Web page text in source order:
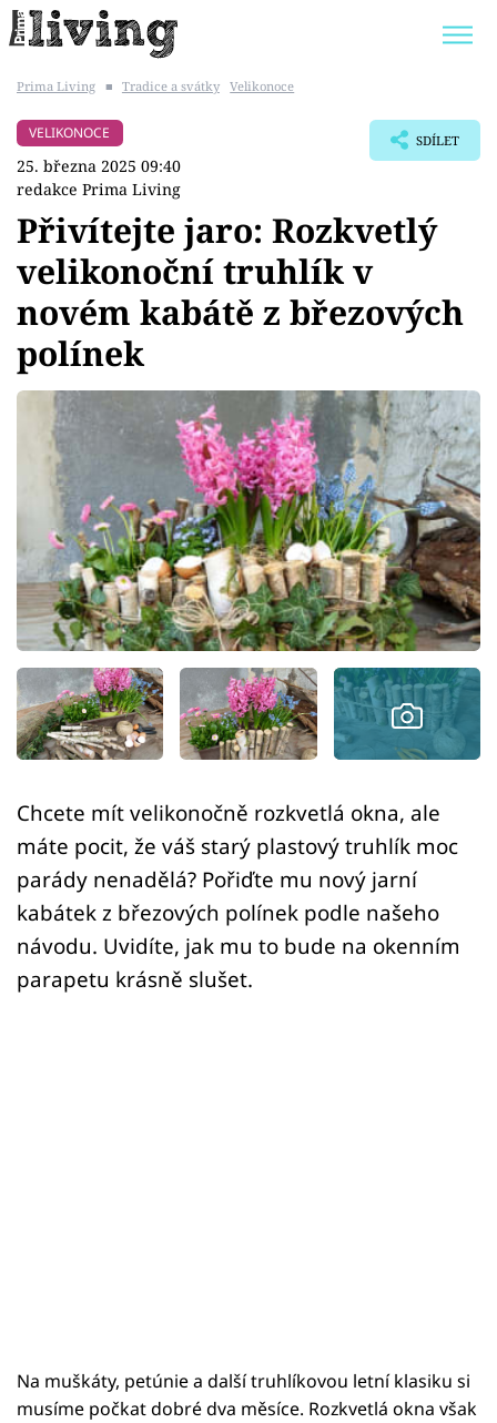
BYDLENÍ SLAVNÝCH
Témata
Bydlení
Zahrada
Design
Sledujte prima+
Přihlášení
Sledujte nás
Prima Living ■ Tradice a svátky Velikonoce
VELIKONOCE
25. března 2025 09:40
redakce Prima Living
SDÍLET
Přivítejte jaro: Rozkvetlý
velikonoční truhlík v
novém kabátě z březových
polínek
Chcete mít velikonočně rozkvetlá okna, ale
máte pocit, že váš starý plastový truhlík moc
parády nenadělá? Pořiďte mu nový jarní
kabátek z březových polínek podle našeho
návodu. Uvidíte, jak mu to bude na okenním
parapetu krásně slušet.
Na muškáty, petúnie a další truhlíkovou letní klasiku si
musíme počkat dobré dva měsíce. Rozkvetlá okna však